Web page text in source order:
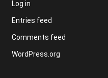
Log in
Entries feed
Comments feed
WordPress.org